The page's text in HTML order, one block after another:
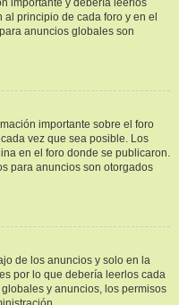
importante y debería leerlos
principio de cada foro y en el
anuncios globales son
importante sobre el foro
vez que sea posible. Los
en el foro donde se publicaron.
para anuncios son otorgados
de los anuncios y solo en la
por lo que debería leerlos cada
y anuncios, los permisos